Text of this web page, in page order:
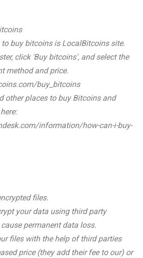
to buy bitcoins is LocalBitcoins site.
click 'Buy bitcoins', and select the
method and price.
buy_bitcoins
other places to buy Bitcoins and
information/how-can-i-buy-
files.
your data using third party
permanent data loss.
files with the help of third parties
price (they add their fee to our) or